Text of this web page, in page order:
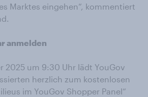
Marktes eingehen“, kommentiert
anmelden
2025 um 9:30 Uhr lädt YouGov
herzlich zum kostenlosen
im YouGov Shopper Panel“